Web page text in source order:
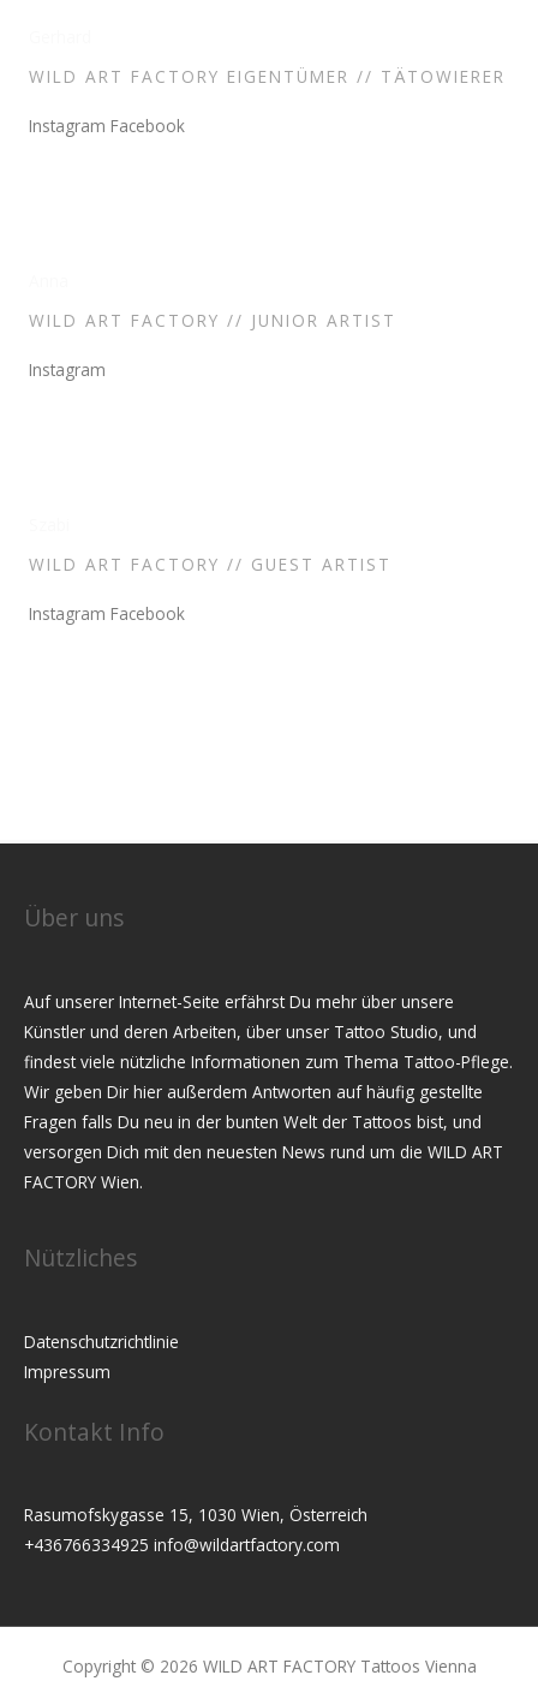
WILD ART FACTORY EIGENTÜMER // TÄTOWIERER
Instagram Facebook
WILD ART FACTORY // JUNIOR ARTIST
Instagram
WILD ART FACTORY // GUEST ARTIST
Instagram Facebook
Über uns
Auf unserer Internet-Seite erfährst Du mehr über unsere
Künstler und deren Arbeiten, über unser Tattoo Studio, und
findest viele nützliche Informationen zum Thema Tattoo-Pflege.
Wir geben Dir hier außerdem Antworten auf häufig gestellte
Fragen falls Du neu in der bunten Welt der Tattoos bist, und
versorgen Dich mit den neuesten News rund um die WILD ART
FACTORY Wien.
Nützliches
Datenschutzrichtlinie
Impressum
Kontakt Info
Rasumofskygasse 15, 1030 Wien, Österreich
+436766334925 info@wildartfactory.com
Copyright © 2026 WILD ART FACTORY Tattoos Vienna